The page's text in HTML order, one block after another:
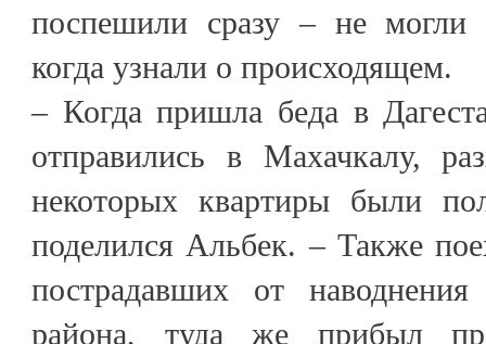
поспешили сразу – не могли
когда узнали о происходящем.
– Когда пришла беда в
отправились в Махачкалу,
некоторых квартиры были
поделился Альбек. – Также
пострадавших от наводнения
района, туда же прибыл